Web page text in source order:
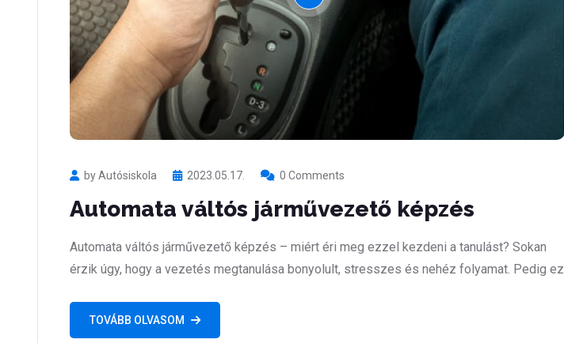
by Autósiskola 2023.05.17. 0 Comments
Automata váltós járművezető képzés
Automata váltós járművezető képzés – miért éri meg ezzel kezdeni a tanulást? Sokan
érzik úgy, hogy a vezetés megtanulása bonyolult, stresszes és nehéz folyamat. Pedig ez
TOVÁBB OLVASOM